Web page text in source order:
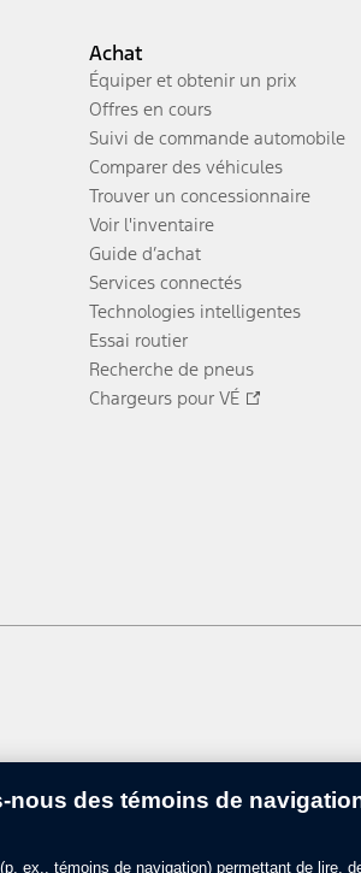
Achat
Équiper et obtenir un prix
Offres en cours
Suivi de commande automobile
Comparer des véhicules
Trouver un concessionnaire
Voir l'inventaire
Guide d’achat
Services connectés
Technologies intelligentes
Essai routier
Recherche de pneus
Chargeurs pour VÉ
des témoins de
ex., témoins de navigation) permettant de lire,